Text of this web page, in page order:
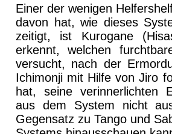
Einer der wenigen
davon hat, wie dieses
zeitigt, ist Kurogane
erkennt, welchen
versucht, nach der
Ichimonji mit Hilfe von Jiro
hat, seine verinnerlichten
aus dem System nicht
Gegensatz zu Tango und